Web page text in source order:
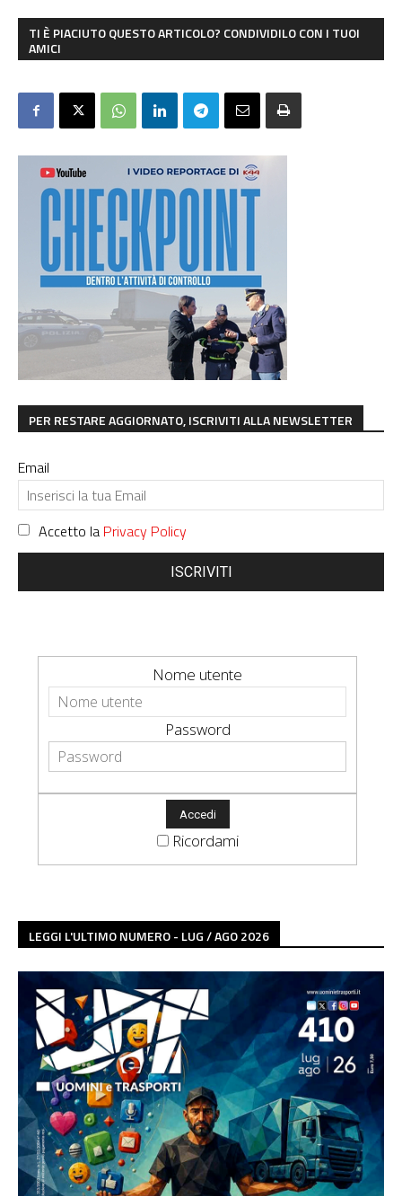
TI È PIACIUTO QUESTO ARTICOLO? CONDIVIDILO CON I TUOI
AMICI
PER RESTARE AGGIORNATO, ISCRIVITI ALLA NEWSLETTER
Email
Accetto la Privacy Policy
ISCRIVITI
Nome utente
Password
Ricordami
LEGGI L'ULTIMO NUMERO - LUG / AGO 2026